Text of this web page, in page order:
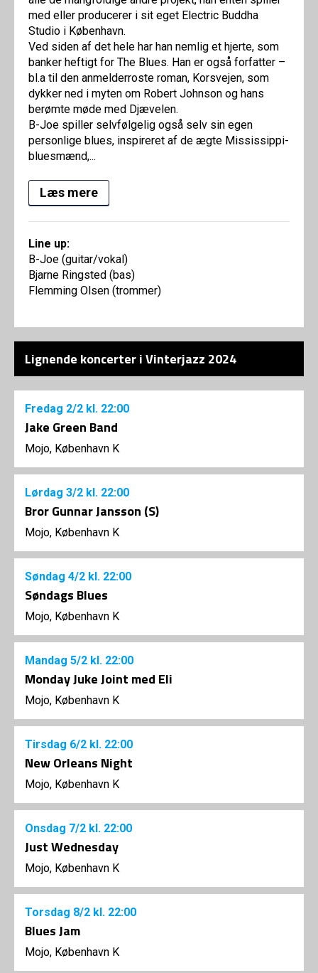
med eller producerer i sit eget Electric Buddha
Studio i København.
Ved siden af det hele har han nemlig et hjerte, som
banker heftigt for The Blues. Han er også forfatter –
bl.a til den anmelderroste roman, Korsvejen, som
dykker ned i myten om Robert Johnson og hans
berømte møde med Djævelen.
B-Joe spiller selvfølgelig også selv sin egen
personlige blues, inspireret af de ægte Mississippi-
bluesmænd,...
Læs mere
Line up:
B-Joe (guitar/vokal)
Bjarne Ringsted (bas)
Flemming Olsen (trommer)
Lignende koncerter i Vinterjazz 2024
Fredag 2/2 kl. 22:00
Jake Green Band
Mojo, København K
Lørdag 3/2 kl. 22:00
Bror Gunnar Jansson (S)
Mojo, København K
Søndag 4/2 kl. 22:00
Søndags Blues
Mojo, København K
Mandag 5/2 kl. 22:00
Monday Juke Joint med Eli
Mojo, København K
Tirsdag 6/2 kl. 22:00
New Orleans Night
Mojo, København K
Onsdag 7/2 kl. 22:00
Just Wednesday
Mojo, København K
Torsdag 8/2 kl. 22:00
Blues Jam
Mojo, København K